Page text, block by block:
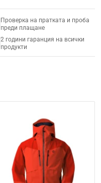
Проверка на пратката и проба
преди плащане
2 години гаранция на всички
продукти